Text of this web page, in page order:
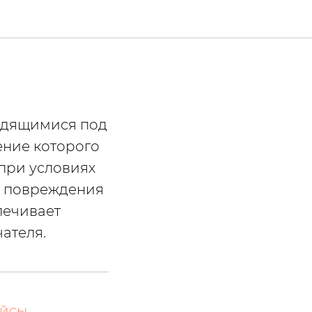
под
которого
условиях
повреждения